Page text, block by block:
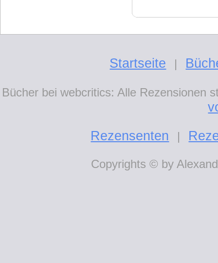
Startseite |
Bücher bei webcritics: Alle Rezensionen
Rezensenten
|
Copyrights © by